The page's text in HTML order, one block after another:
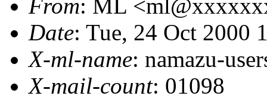
From: ML
Date: Tue, 24 Oct 2000
X-ml-name: namazu-
X-mail-count: 01098